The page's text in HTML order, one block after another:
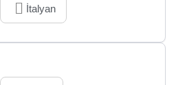
İtalyan